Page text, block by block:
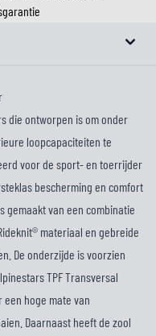
die ontworpen is om onder
loopcapaciteiten te
voor de sport- en toerrijder
bescherming en comfort
gemaakt van een combinatie
materiaal en gebreide
De onderzijde is voorzien
TPF Transversal
een hoge mate van
Daarnaast heeft de zool